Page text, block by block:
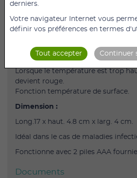
toucher la peau.
Avec sa fonction parlante, il énonce
température.
La fonction parlante n'est pas
conserver le silence.
Lorsque le température est trop
devient rouge.
Fonction température de surface.
Dimension :
Long.17 x haut. 4.8 cm x larg. 4 cm.
Idéal dans le cas de maladies
Fonctionne avec 2 piles AAA
Documents
derniers.
Votre navigateur Internet vous
définir vos préférences en termes
Tout accepter Continuer